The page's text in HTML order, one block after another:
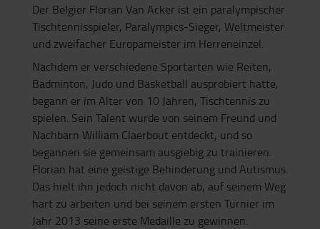
Der Belgier Florian Van Acker ist ein paralympischer
Tischtennisspieler, Paralympics-Sieger, Weltmeister
und zweifacher Europameister im Herreneinzel.
Nachdem er verschiedene Sportarten wie Reiten,
Badminton, Judo und Basketball ausprobiert hatte,
begann er im Alter von 10 Jahren, Tischtennis zu
spielen. Sein Talent wurde von seinem Freund und
Nachbarn William Claerbout entdeckt, und so
begannen sie gemeinsam ausgiebig zu trainieren.
Florian hat eine geistige Behinderung und Autismus.
Das hielt ihn jedoch nicht davon ab, auf seinem Weg
hart zu arbeiten und bei seinem ersten Turnier im
Jahr 2013 seine erste Medaille zu gewinnen.